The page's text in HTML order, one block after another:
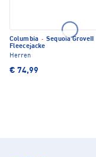
Columbia · Sequoia GroveII
Fleecejacke
Herren
€ 74,99